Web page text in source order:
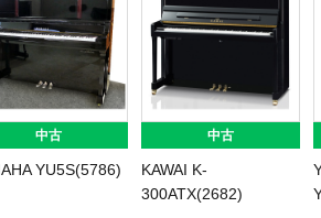
中古
YU5S(5786)
中古
KAWAI K-
300ATX(2682)